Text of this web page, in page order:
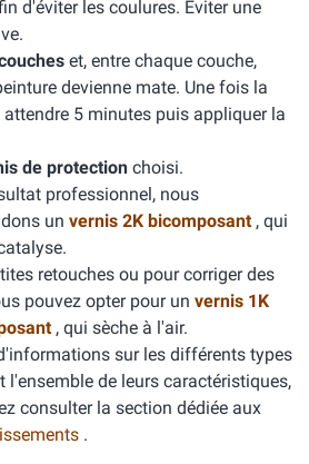
d'éviter les coulures. Éviter une
et, entre chaque couche,
devienne mate. Une fois la
5 minutes puis appliquer la
de protection choisi.
professionnel, nous
un vernis 2K bicomposant , qui
retouches ou pour corriger des
pouvez opter pour un vernis 1K
, qui sèche à l'air.
sur les différents types
l'ensemble de leurs caractéristiques,
consulter la section dédiée aux
.